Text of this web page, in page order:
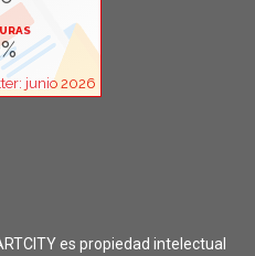
es propiedad intelectual